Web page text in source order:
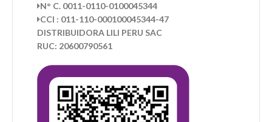
N° C. 0011-0110-0100045344
CCI : 011-110-000100045344-47
DISTRIBUIDORA LILI PERU SAC
RUC: 20600790561